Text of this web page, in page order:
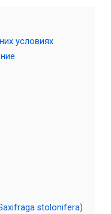
условиях
stolonifera)